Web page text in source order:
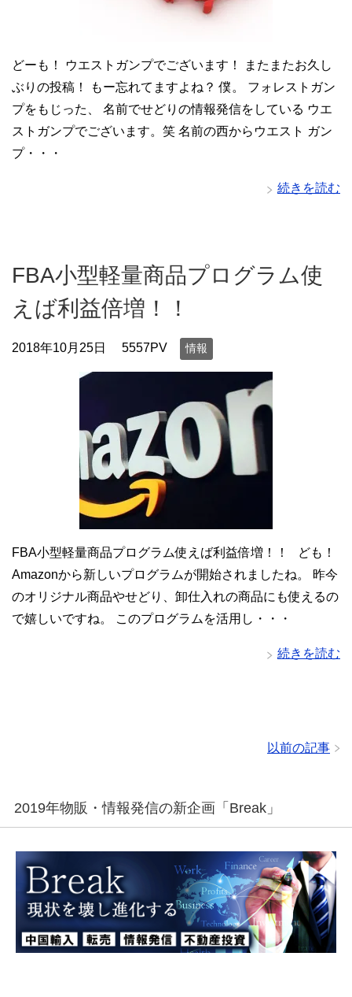
どーも！ ウエストガンプでございます！ またまたお久し
ぶりの投稿！ もー忘れてますよね？ 僕。 フォレストガン
プをもじった、 名前でせどりの情報発信をしている ウエ
ストガンプでございます。笑 名前の西からウエスト ガン
プ・・・
続きを読む
FBA小型軽量商品プログラム使
えば利益倍増！！
2018年10月25日 5557PV 情報
FBA小型軽量商品プログラム使えば利益倍増！！ ども！
Amazonから新しいプログラムが開始されましたね。 昨今
のオリジナル商品やせどり、卸仕入れの商品にも使えるの
で嬉しいですね。 このプログラムを活用し・・・
続きを読む
以前の記事
2019年物販・情報発信の新企画「Break」